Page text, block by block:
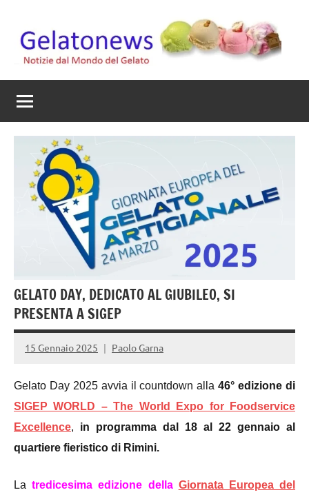
contenuto
Gelato
News
mondo
del
artigianale
GELATO DAY, DEDICATO AL GIUBILEO, SI
PRESENTA A SIGEP
15 Gennaio 2025 Paolo Garna
Gelato Day 2025 avvia ilcountdown alla46° edizione di
SIGEP WORLD – The World Expo for Foodservice
Excellence, in programma dal 18 al 22 gennaio al
quartiere fieristico di Rimini.
Latredicesima edizione della Giornata Europea del